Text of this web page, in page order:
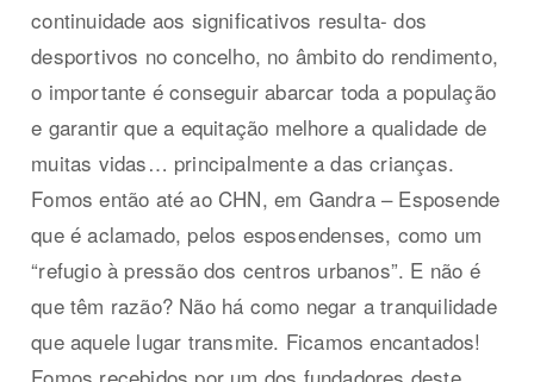
continuidade aos significativos resulta- dos
desportivos no concelho, no âmbito do rendimento,
o importante é conseguir abarcar toda a população
e garantir que a equitação melhore a qualidade de
muitas vidas… principalmente a das crianças.
Fomos então até ao CHN, em Gandra – Esposende
que é aclamado, pelos esposendenses, como um
“refugio à pressão dos centros urbanos”. E não é
que têm razão? Não há como negar a tranquilidade
que aquele lugar transmite. Ficamos encantados!